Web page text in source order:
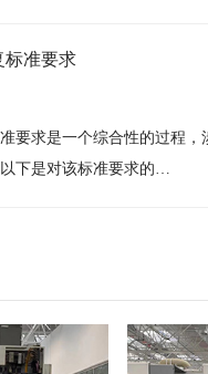
标准要求
要求是一个综合性的过程，
下是对该标准要求的…